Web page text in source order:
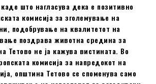
каде што нагласува дека е позитивно
комисија за зголемување на
подобрување на квалитетот на
поздрава животна средина за
Тетово не ја кажува вистината. Во
комисија за напредокот на
општина Тетово се споменува само